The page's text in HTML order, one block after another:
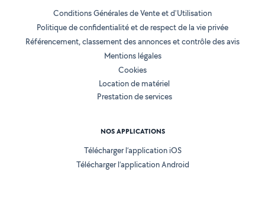
Conditions Générales de Vente et d'Utilisation
Politique de confidentialité et de respect de la vie privée
Référencement, classement des annonces et contrôle des avis
Mentions légales
Cookies
Location de matériel
Prestation de services
NOS APPLICATIONS
Télécharger l’application iOS
Télécharger l’application Android